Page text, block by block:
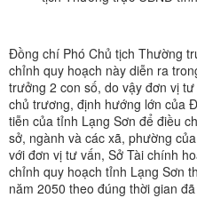
Đồng chí Phó Chủ tịch Thường
chỉnh quy hoạch này diễn ra
trưởng 2 con số, do vậy đơn vị
chủ trương, định hướng lớn của
tiễn của tỉnh Lạng Sơn để điều
sở, ngành và các xã, phường
với đơn vị tư vấn, Sở Tài chính
chỉnh quy hoạch tỉnh Lạng Sơn
năm 2050 theo đúng thời gian